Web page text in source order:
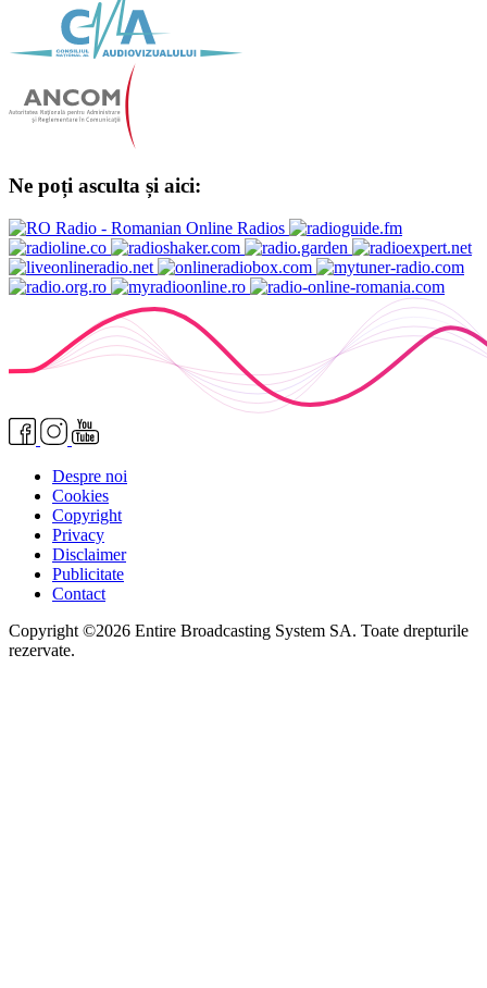
Ne poți asculta și aici:
Despre noi
Cookies
Copyright
Privacy
Disclaimer
Publicitate
Contact
Copyright ©2026 Entire Broadcasting System SA. Toate drepturile
rezervate.